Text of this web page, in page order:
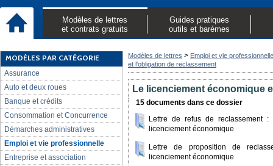
Modèles de lettres
et contrats gratuits
Guides pratiques
outils et barèmes
MODÈLES PAR CATÉGORIE
Assurance
Auto et deux roues
Banque et crédits
Consommation et Concurrence
Démarches administratives
Emploi et vie professionnelle
Entreprise et association
Modèles de lettres > Emploi et vie professionnelle
et l'obligation de reclassement
Le licenciement économique
15 documents dans ce dossier
Lettre de refus de reclassement
licenciement économique
Lettre de proposition de
licenciement économique